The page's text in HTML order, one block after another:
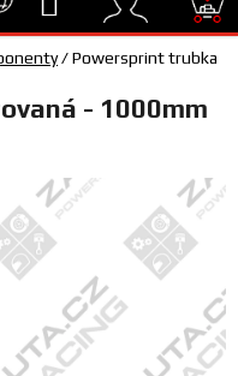
Hledat
/Powersprint trubka
- 1000mm